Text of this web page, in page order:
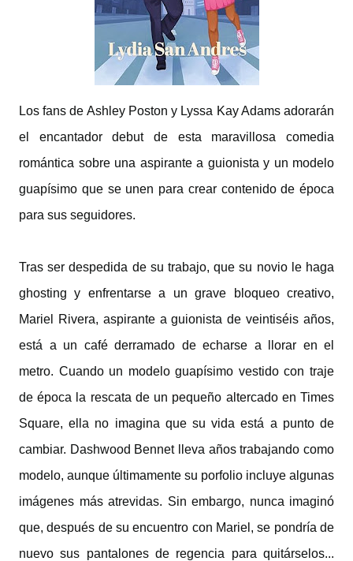
Los fans de Ashley Poston y Lyssa Kay Adams adorarán
el encantador debut de esta maravillosa comedia
romántica sobre una aspirante a guionista y un modelo
guapísimo que se unen para crear contenido de época
para sus seguidores.
Tras ser despedida de su trabajo, que su novio le haga
ghosting y enfrentarse a un grave bloqueo creativo,
Mariel Rivera, aspirante a guionista de veintiséis años,
está a un café derramado de echarse a llorar en el
metro. Cuando un modelo guapísimo vestido con traje
de época la rescata de un pequeño altercado en Times
Square, ella no imagina que su vida está a punto de
cambiar. Dashwood Bennet lleva años trabajando como
modelo, aunque últimamente su porfolio incluye algunas
imágenes más atrevidas. Sin embargo, nunca imaginó
que, después de su encuentro con Mariel, se pondría de
nuevo sus pantalones de regencia para quitárselos...